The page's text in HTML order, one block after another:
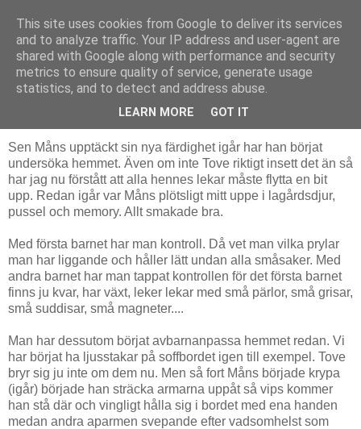
Livsdans
torsdag 11 november 2010
Se upp nu kommer Måns!
Sen Måns upptäckt sin nya färdighet igår har han börjat
undersöka hemmet. Även om inte Tove riktigt insett det än så
har jag nu förstått att alla hennes lekar måste flytta en bit
upp. Redan igår var Måns plötsligt mitt uppe i lagårdsdjur,
pussel och memory. Allt smakade bra.
Med första barnet har man kontroll. Då vet man vilka prylar
man har liggande och håller lätt undan alla småsaker. Med
andra barnet har man tappat kontrollen för det första barnet
finns ju kvar, har växt, leker lekar med små pärlor, små grisar,
små suddisar, små magneter....
Man har dessutom börjat avbarnanpassa hemmet redan. Vi
har börjat ha ljusstakar på soffbordet igen till exempel. Tove
bryr sig ju inte om dem nu. Men så fort Måns började krypa
(igår) började han sträcka armarna uppåt så vips kommer
han stå där och vingligt hålla sig i bordet med ena handen
medan andra aparmen svepande efter vadsomhelst som
This site uses cookies from Google to deliver its services
and to analyze traffic. Your IP address and user-agent are
shared with Google along with performance and security
metrics to ensure quality of service, generate usage
statistics, and to detect and address abuse.
LEARN MORE GOT IT